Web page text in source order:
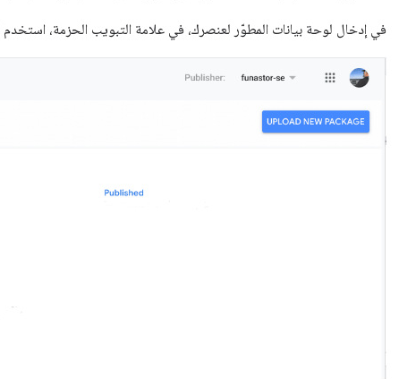
في إدخال لوحة بيانات المطوّر لعنصرك، في علامة التبويب الحزمة،